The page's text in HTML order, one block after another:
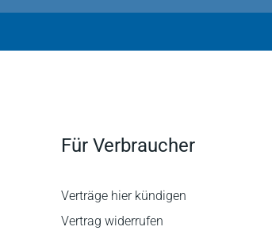
Für Verbraucher
Verträge hier kündigen
Vertrag widerrufen